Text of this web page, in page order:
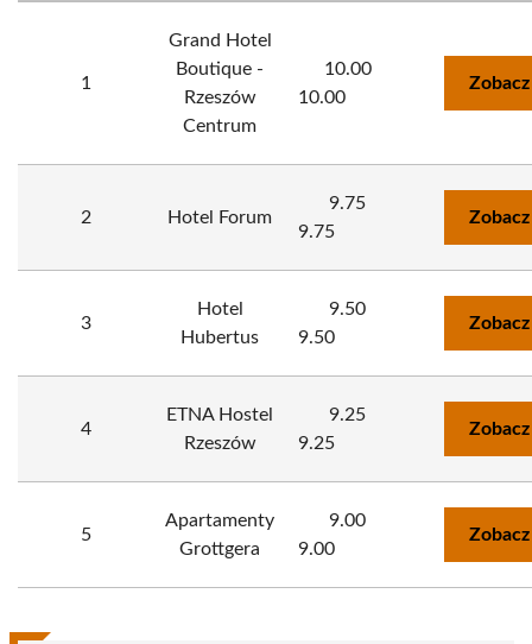
1
Grand Hotel
Boutique -
Rzeszów
Centrum
10.00
10.00
2 Hotel Forum
9.75
9.75
3
Hotel
Hubertus
9.50
9.50
4
ETNA Hostel
Rzeszów
9.25
9.25
5
Apartamenty
Grottgera
9.00
9.00